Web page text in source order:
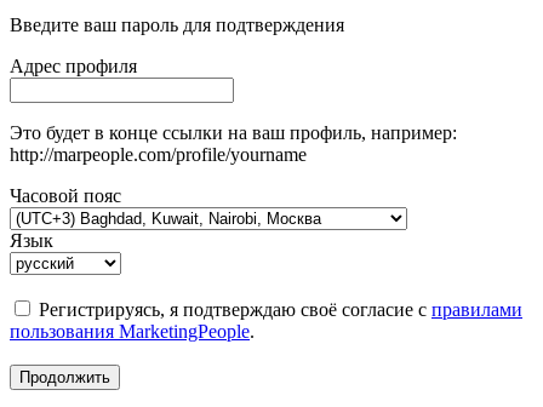
Введите ваш пароль для подтверждения
Адрес профиля
Это будет в конце ссылки на ваш профиль, например:
http://marpeople.com/profile/yourname
Часовой пояс
Язык
Регистрируясь, я подтверждаю своё согласие с правилами
пользования MarketingPeople.
Продолжить